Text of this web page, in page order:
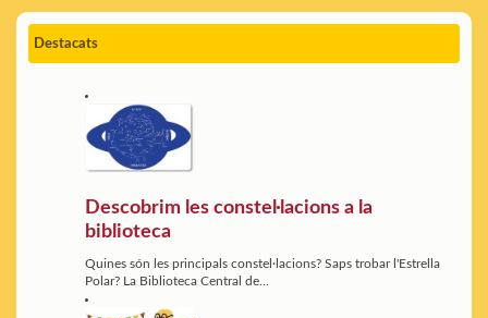
Destacats
Descobrim les constel·lacions a la
biblioteca
Quines són les principals constel·lacions? Saps trobar l'Estrella
Polar? La Biblioteca Central de...